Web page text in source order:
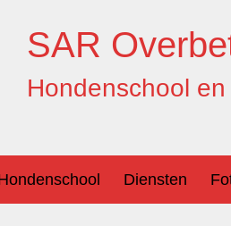
SAR
Hondenschool
Diensten